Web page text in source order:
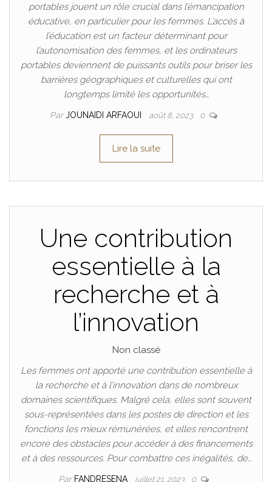
portables jouent un rôle crucial dans l’émancipation
éducative, en particulier pour les femmes. L’accès à
l’éducation est un facteur déterminant pour
l’autonomisation des femmes, et les ordinateurs
portables deviennent de puissants outils pour briser les
barrières géographiques et culturelles qui ont
longtemps limité les opportunités…
ParJOUNAIDI ARFAOUI août 8, 2023 0
Lire la suite
Une contribution
essentielle à la
recherche et à
l’innovation
Non classé
Les femmes ont apporté une contribution essentielle à
la recherche et à l’innovation dans de nombreux
domaines scientifiques. Malgré cela, elles sont souvent
sous-représentées dans les postes de direction et les
fonctions les mieux rémunérées, et elles rencontrent
encore des obstacles pour accéder à des financements
et à des ressources. Pour combattre ces inégalités, de…
Par FANDRESENA juillet 21, 2023 0